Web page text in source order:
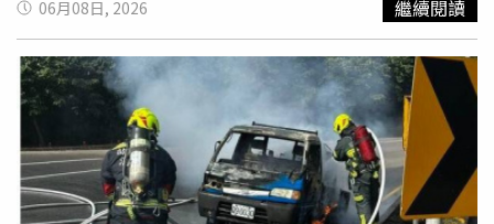
鐵皮倉庫。當時倉庫鐵捲門已開啟，內部存放肥料的區域可
見明顯火勢，情況相當危急。消防人員立即佈署多條水線進
行灌救，同時針對火勢集中區域展開全面壓制，以防止火勢
向周邊建物蔓延。經過消防人員全力搶救後，火勢很快獲得
控制並順利撲滅。為避免復燃風險，消防隊持續利用熱顯像
儀檢測火場溫度，並針對鐵皮及鋼梁結構進行降溫處理，確
認肥料存放區已無殘餘火源及高溫熱點後，才結束滅火作
業。所幸此次火警未造成人員受困或傷亡，也未波及周邊建
06月08日, 2026 繼續閱讀